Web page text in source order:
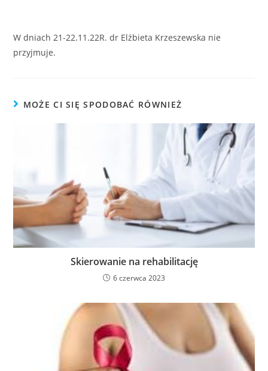
W dniach 21-22.11.22R. dr Elżbieta Krzeszewska nie
przyjmuje.
MOŻE CI SIĘ SPODOBAĆ RÓWNIEŻ
Skierowanie na rehabilitację
6 czerwca 2023